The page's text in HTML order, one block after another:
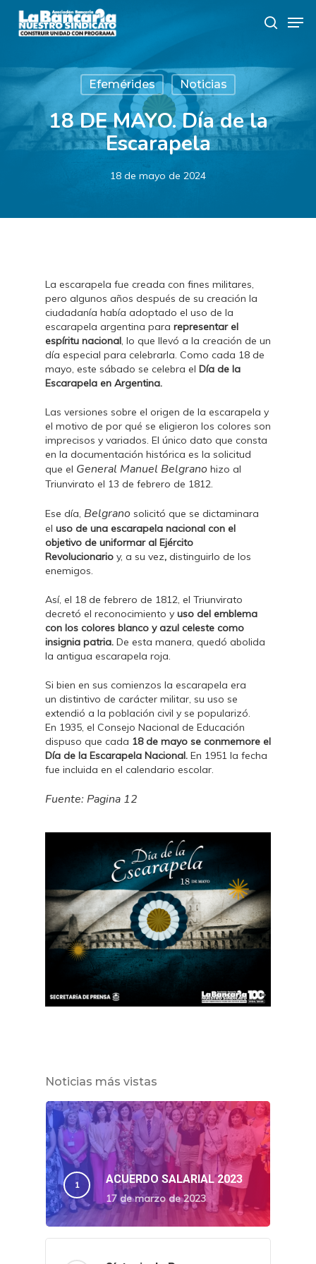
main
search
Efemérides Noticias
18 DE MAYO. Día de la
Escarapela
18 de mayo de 2024
La escarapela fue creada con fines militares,
pero algunos años después de su creación la
ciudadanía había adoptado el uso de la
escarapela argentina para representar el
espíritu nacional, lo que llevó a la creación de un
día especial para celebrarla. Como cada 18 de
mayo, este sábado se celebra el Día de la
Escarapela en Argentina.
Las versiones sobre el origen de la escarapela y
el motivo de por qué se eligieron los colores son
imprecisos y variados. El único dato que consta
en la documentación histórica es la solicitud
que el General Manuel Belgrano hizo al
Triunvirato el 13 de febrero de 1812.
Ese día, Belgrano solicitó que se dictaminara
el uso de una escarapela nacional con el
objetivo de uniformar al Ejército
Revolucionario y, a su vez, distinguirlo de los
enemigos.
Así, el 18 de febrero de 1812, el Triunvirato
decretó el reconocimiento y uso del emblema
con los colores blanco y azul celeste como
insignia patria. De esta manera, quedó abolida
la antigua escarapela roja.
Si bien en sus comienzos la escarapela era
un distintivo de carácter militar, su uso se
extendió a la población civil y se popularizó.
En 1935, el Consejo Nacional de Educación
dispuso que cada 18 de mayo se conmemore el
Día de la Escarapela Nacional. En 1951 la fecha
fue incluida en el calendario escolar.
Fuente: Pagina 12
Noticias más vistas
ACUERDO SALARIAL 2023
17 de marzo de 2023